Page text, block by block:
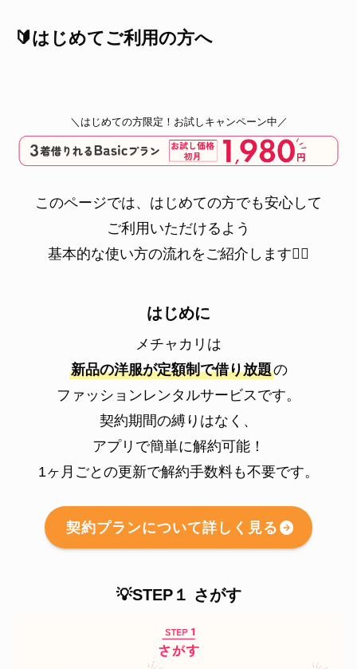
🔰はじめてご利用の方へ
＼はじめての方限定！お試しキャンペーン中／
このページでは、はじめての方でも安心して
ご利用いただけるよう
基本的な使い方の流れをご紹介します💁‍♀️
はじめに
メチャカリは
新品の洋服が定額制で借り放題の
ファッションレンタルサービスです。
契約期間の縛りはなく、
アプリで簡単に解約可能！
1ヶ月ごとの更新で解約手数料も不要です。
契約プランについて詳しく見る
💡STEP１ さがす